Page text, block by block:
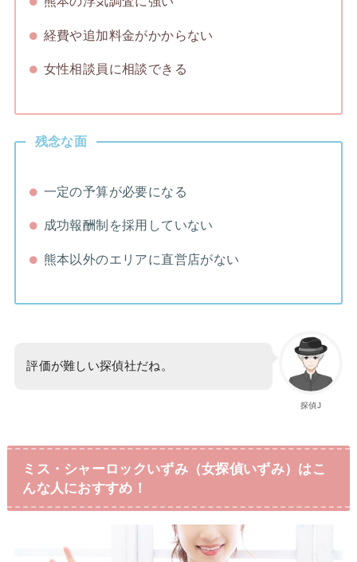
経費や追加料金がかからない
女性相談員に相談できる
残念な面
一定の予算が必要になる
成功報酬制を採用していない
熊本以外のエリアに直営店がない
探偵J
評価が難しい探偵社だね。
ミス・シャーロックいずみ（女探偵いずみ）はこ
んな人におすすめ！